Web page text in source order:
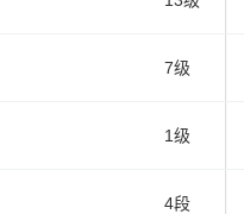
7级
1级
4段